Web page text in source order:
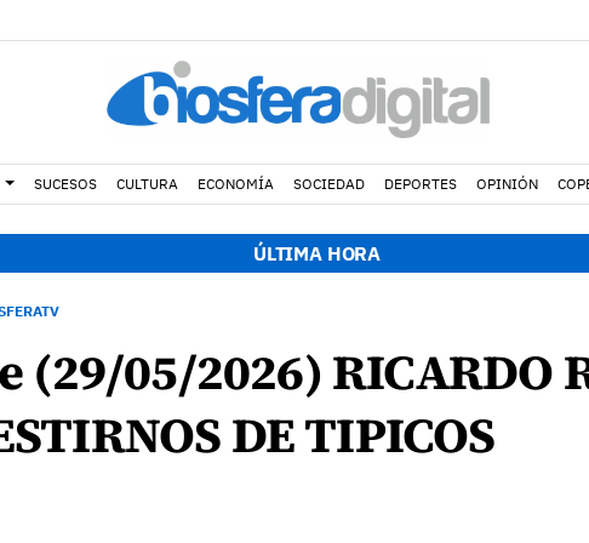
SUCESOS CULTURA ECONOMÍA SOCIEDAD DEPORTES OPINIÓN
ÚLTIMA HORA
(29/05/2026) RICARDO
DE TIPICOS